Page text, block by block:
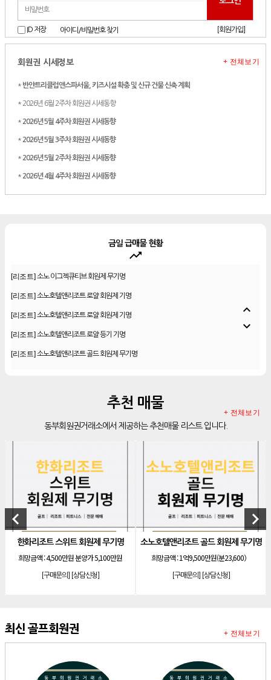
ID 저장 아이디/비밀번호 찾기 [회원가입]
회원권 시세정보
* 반얀트리클럽앤스파서울, 키즈시설 확충 및 신규 건물 신축 계획
* 2026년 6월 2주차 회원권 시세동향
* 2026년 5월 4주차 회원권 시세동향
* 2026년 5월 3주차 회원권 시세동향
* 2026년 5월 2주차 회원권 시세동향
* 2026년 4월 4주차 회원권 시세동향
+ 전체보기
금일 급매물 현황
trending_up
소노호텔앤리조트 스위트 등기 기명
소노호텔앤리조트 이그제큐티브 무기명 회원제
[골프]
발리오스cc 회원권 종류
소노호텔앤리조트 패밀리 등기 무기명
[리조트] 켄싱턴리조트 31평 등기 통합 회원권
[리조트] 빌라쥬드 아난티 기명 회원권
[리조트]안토리조트 가든하우스 77평 등기 기명
[리조트]소노호텔앤리조트 로얄 회원제 기명
소노호텔앤리조트 스위트 등기 기명
[리조트]
아시아나CC 주중 가족회원권
expand_less
expand_more
추천 매물
동부회원권거래소에서 제공하는 추천매물 리스트 입니다.
+ 전체보기
keyboard_arrow_left
한화리조트 스위트 회원제 무기명
희망금액 :4,500만원 분양가 5,100만원
[구매문의] [상담신청]
소노호텔앤리조트 골드 회원제 무기명
희망금액 :1억9,500만원(분23,600）
[구매문의] [상담신청]
keyboard_arrow_right
최신 골프회원권 + 전체보기